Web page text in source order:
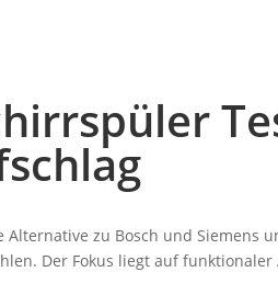
zu Bosch und Siemens
Der Fokus liegt auf